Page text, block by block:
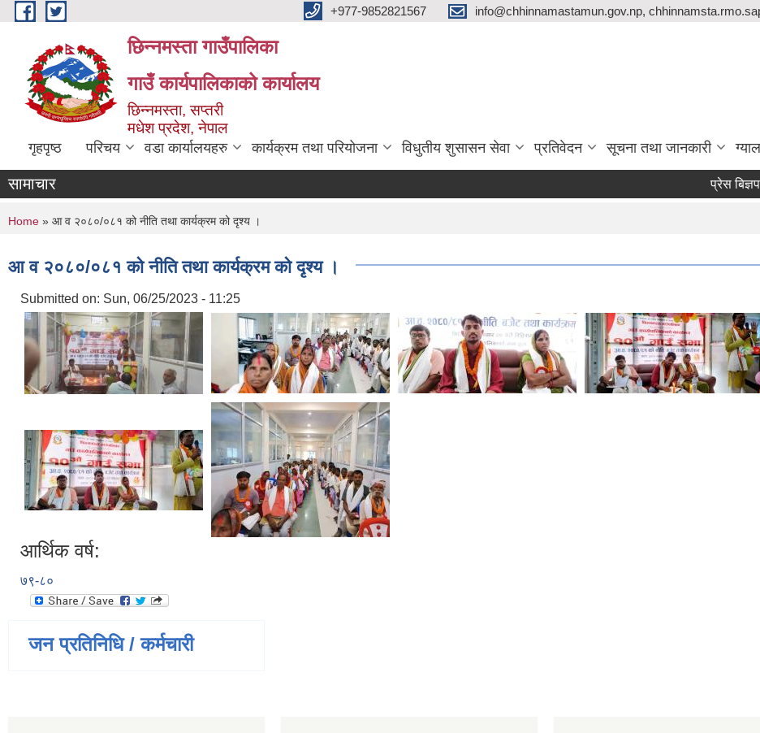
Skip to main content +977-9852821567 info@chhinnamastamun.gov.np,
छिन्नमस्ता गाउँपालिका
गाउँ कार्यपालिकाको कार्यालय
छिन्नमस्ता, सप्तरी
मधेश प्रदेश, नेपाल
गृहपृष्ठ परिचय वडा कार्यालयहरु कार्यक्रम तथा परियोजना विधुतीय शुसासन सेवा प्रतिवेदन सूचना तथा जानकारी
सामाचार प्रेस
You are here
Home » आ व २०८०/०८१ को नीति तथा कार्यक्रम को दृश्य ।
आ व २०८०/०८१ को नीति तथा कार्यक्रम को दृश्य ।
Submitted on: Sun, 06/25/2023 - 11:25
आर्थिक वर्ष:
७९-८०
जन प्रतिनिधि / कर्मचारी